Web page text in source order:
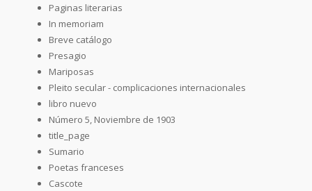
Paginas literarias
In memoriam
Breve catálogo
Presagio
Mariposas
Pleito secular - complicaciones internacionales
libro nuevo
Número 5, Noviembre de 1903
title_page
Sumario
Poetas franceses
Cascote